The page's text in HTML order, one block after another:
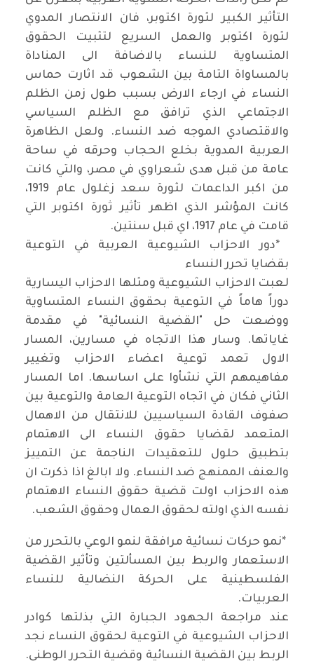
التأثير الكبير لثورة اكتوبر، فان الانتصار المدوي
لثورة اكتوبر والعمل السريع لتثبيت الحقوق
المتساوية للنساء بالاضافة الى المناداة
بالمساواة التامة بين الشعوب قد اثارت حماس
النساء في ارجاء الارض بسبب طول زمن الظلم
الاجتماعي الذي ترافق مع الظلم السياسي
والاقتصادي الموجه ضد النساء. ولعل الظاهرة
العربية المدوية بخلع الحجاب وحرقه في ساحة
عامة من قبل هدى شعراوي في مصر، والتي كانت
من اكبر الداعمات لثورة سعد زغلول عام 1919،
كانت المؤشر الذي اظهر تأثير ثورة اكتوبر التي
قامت في عام 1917، اي قبل سنتين
.
*دور الاحزاب الشيوعية العربية في التوعية
بقضايا تحرر النساء
لعبت الاحزاب الشيوعية ومثلها الاحزاب اليسارية
دوراً هاماً في التوعية بحقوق النساء المتساوية
ووضعت حل "القضية النسائية" في مقدمة
غاياتها. وسار هذا الاتجاه في مسارين، المسار
الاول تعمد توعية اعضاء الاحزاب وتغيير
مفاهيمهم التي نشأوا على اساسها. اما المسار
الثاني فكان في اتجاه التوعية العامة والتوعية بين
صفوف القادة السياسيين للانتقال من الاهمال
المتعمد لقضايا حقوق النساء الى الاهتمام
بتطبيق حلول للتعقيدات الناجمة عن التمييز
والعنف الممنهج ضد النساء. ولا ابالغ اذا ذكرت ان
هذه الاحزاب اولت قضية حقوق النساء الاهتمام
نفسه الذي اولته لحقوق العمال وحقوق الشعب.
*نمو حركات نسائية مرافقة لنمو الوعي بالتحرر من
الاستعمار والربط بين المسألتين وتأثير القضية
الفلسطينية على الحركة النضالية للنساء
العربيات.
عند مراجعة الجهود الجبارة التي بذلتها كوادر
الاحزاب الشيوعية في التوعية لحقوق النساء نجد
الربط بين القضية النسائية وقضية التحرر الوطني.